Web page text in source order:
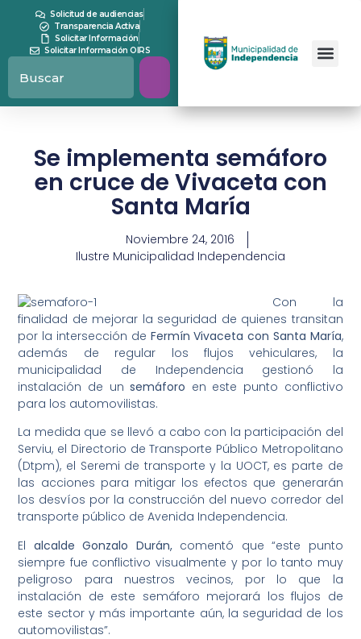
Solicitud de audiencias
Transparencia Activa
Solicitar Información
Solicitar Información OIRS
Se implementa semáforo
en cruce de Vivaceta con
Santa María
Noviembre 24, 2016
Ilustre Municipalidad Independencia
Con la
finalidad de mejorar la seguridad de quienes transitan
por la intersección de Fermín Vivaceta con Santa María,
además de regular los flujos vehiculares, la
municipalidad de Independencia gestionó la
instalación de unsemáforo en este punto conflictivo
para los automovilistas.
La medida que se llevó a cabo con la participación del
Serviu, el Directorio de Transporte Público Metropolitano
(Dtpm), el Seremi de transporte y la UOCT, es parte de
las acciones para mitigar los efectos que generarán
los desvíos por la construcción del nuevo corredor del
transporte público de Avenida Independencia.
El alcalde Gonzalo Durán,comentó que “este punto
siempre fue conflictivo visualmente y por lo tanto muy
peligroso para nuestros vecinos, por lo que la
instalación de este semáforo mejorará los flujos de
este sector y más importante aún, la seguridad de los
automovilistas”.